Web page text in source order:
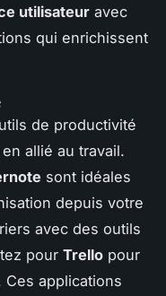
utilisateur avec
qui enrichissent
de productivité
allié au travail.
sont idéales
depuis votre
avec des outils
pour Trello pour
applications